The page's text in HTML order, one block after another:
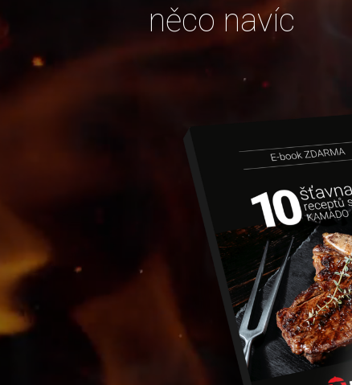
něco navíc